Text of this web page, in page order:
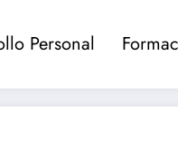
Personal